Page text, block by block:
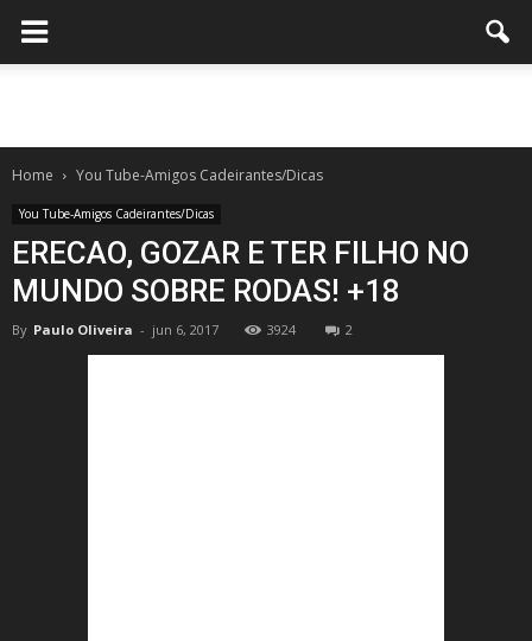
Home You Tube-Amigos Cadeirantes/Dicas
You Tube-Amigos Cadeirantes/Dicas
ERECAO, GOZAR E TER FILHO NO
MUNDO SOBRE RODAS! +18
By Paulo Oliveira - jun 6, 2017 3924 2